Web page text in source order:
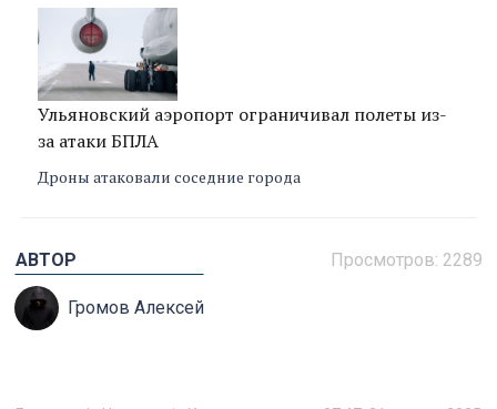
Ульяновский аэропорт ограничивал полеты из-
за атаки БПЛА
Дроны атаковали соседние города
Просмотров: 2289
АВТОР
Громов Алексей